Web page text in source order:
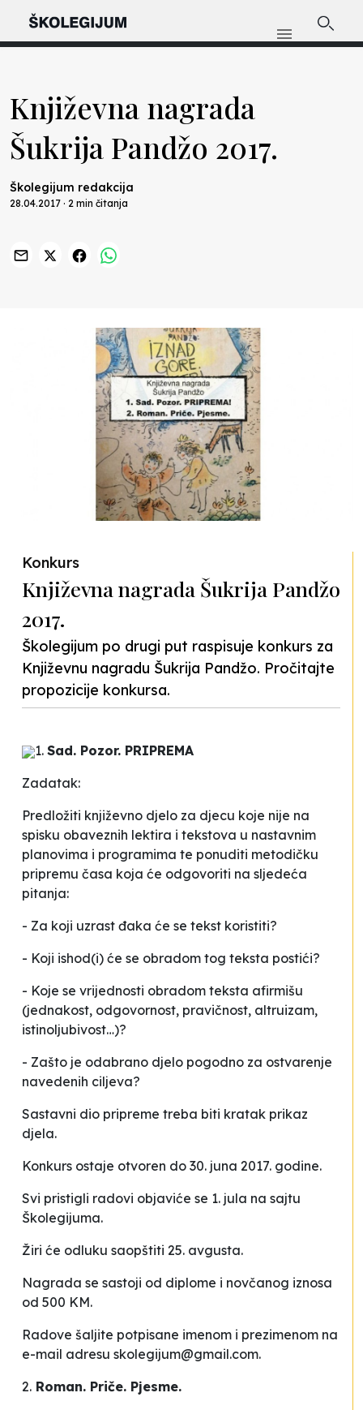
Književna nagrada
Šukrija Pandžo 2017.
Školegijum redakcija
28.04.2017 · 2 min čitanja
Konkurs
Književna nagrada Šukrija Pandžo
2017.
Školegijum po drugi put raspisuje konkurs za
Književnu nagradu Šukrija Pandžo. Pročitajte
propozicije konkursa.
1. Sad. Pozor. PRIPREMA
Zadatak:
Predložiti književno djelo za djecu koje nije na
spisku obaveznih lektira i tekstova u nastavnim
planovima i programima te ponuditi metodičku
pripremu časa koja će odgovoriti na sljedeća
pitanja:
- Za koji uzrast đaka će se tekst koristiti?
- Koji ishod(i) će se obradom tog teksta postići?
- Koje se vrijednosti obradom teksta afirmišu
(jednakost, odgovornost, pravičnost, altruizam,
istinoljubivost…)?
- Zašto je odabrano djelo pogodno za ostvarenje
navedenih ciljeva?
Sastavni dio pripreme treba biti kratak prikaz
djela.
Konkurs ostaje otvoren do 30. juna 2017. godine.
Svi pristigli radovi objaviće se 1. jula na sajtu
Školegijuma.
Žiri će odluku saopštiti 25. avgusta.
Nagrada se sastoji od diplome i novčanog iznosa
od 500 KM.
Radove šaljite potpisane imenom i prezimenom na
e-mail adresu skolegijum@gmail.com.
2. Roman. Priče. Pjesme.